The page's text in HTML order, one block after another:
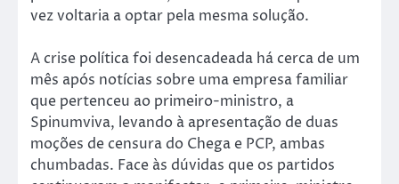
vez voltaria a optar pela mesma solução.
A crise política foi desencadeada há cerca de um
mês após notícias sobre uma empresa familiar
que pertenceu ao primeiro-ministro, a
Spinumviva, levando à apresentação de duas
moções de censura do Chega e PCP, ambas
chumbadas. Face às dúvidas que os partidos